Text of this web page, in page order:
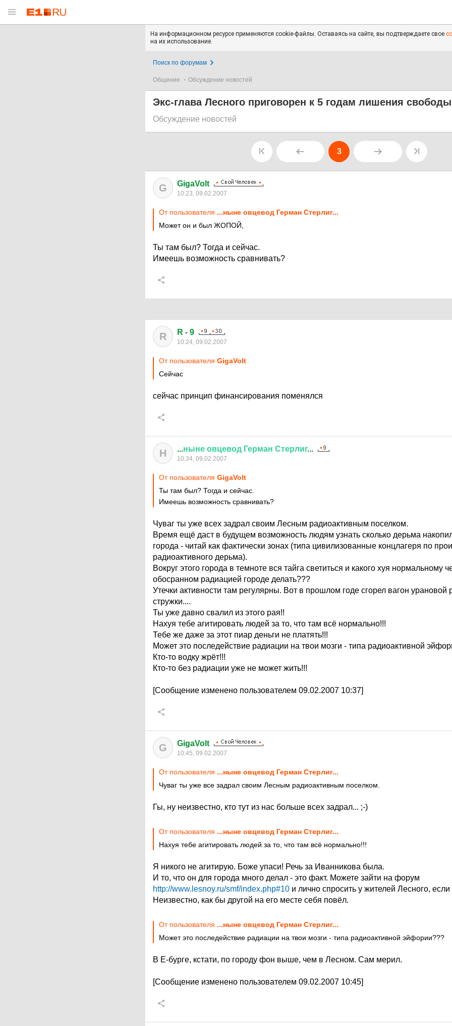
На информационном ресурсе применяются cookie-файлы. Оставаясь на сайте, вы подтверждаете свое
на их использование.
Поиск по форумам
Общение Обсуждение новостей
Экс-глава Лесного приговорен к 5 годам лишения свободы
Обсуждение новостей
3
G GigaVolt
10:23, 09.02.2007
От пользователя ...ныне овцевод Герман Стерлиг...
Может он и был ЖОПОЙ,
Ты там был? Тогда и сейчас.
Имеешь возможность сравнивать?
R R - 9
10:24, 09.02.2007
От пользователя GigaVolt
Сейчас
сейчас принцип финансирования поменялся
Н ...ныне овцевод Герман Стерлиг...
10:34, 09.02.2007
От пользователя GigaVolt
Ты там был? Тогда и сейчас.
Имеешь возможность сравнивать?
Чуваг ты уже всех задрал своим Лесным радиоактивным поселком.
Время ещё даст в будущем возможность людям узнать сколько дерьма
города - читай как фактически зонах (типа цивилизованные концлагеря по
радиоактивного дерьма).
Вокруг этого города в темноте вся тайга светиться и какого хуя нормальному
обосранном радиацией городе делать???
Утечки активности там регулярны. Вот в прошлом годе сгорел вагон урановой
стружки....
Ты уже давно свалил из этого рая!!
Нахуя тебе агитировать людей за то, что там всё нормально!!!
Тебе же даже за этот пиар деньги не платять!!!
Может это последействие радиации на твои мозги - типа радиоактивной
Кто-то водку жрёт!!!
Кто-то без радиации уже не может жить!!!
[Сообщение изменено пользователем 09.02.2007 10:37]
G GigaVolt
10:45, 09.02.2007
От пользователя ...ныне овцевод Герман Стерлиг...
Чуваг ты уже все задрал своим Лесным радиоактивным поселком.
Гы, ну неизвестно, кто тут из нас больше всех задрал... ;-)
От пользователя ...ныне овцевод Герман Стерлиг...
Нахуя тебе агитировать людей за то, что там всё нормально!!!
Я никого не агитирую. Боже упаси! Речь за Иванникова была.
И то, что он для города много делал - это факт. Можете зайти на форум
http://www.lesnoy.ru/smf/index.php#10 и лично спросить у жителей Лесного, если
Неизвестно, как бы другой на его месте себя повёл.
От пользователя ...ныне овцевод Герман Стерлиг...
Может это последействие радиации на твои мозги - типа радиоактивной эйфории???
В Е-бурге, кстати, по городу фон выше, чем в Лесном. Сам мерил.
[Сообщение изменено пользователем 09.02.2007 10:45]